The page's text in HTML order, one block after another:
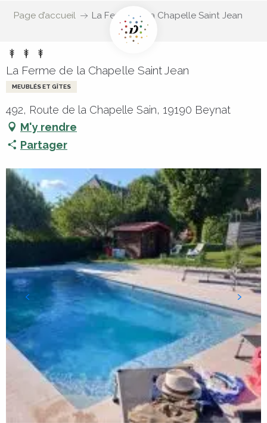
Page d’accueil La Ferme de la Chapelle Saint Jean
La Ferme de la Chapelle Saint Jean
MEUBLÉS ET GÎTES
492, Route de la Chapelle Sain, 19190 Beynat
M'y rendre
Partager